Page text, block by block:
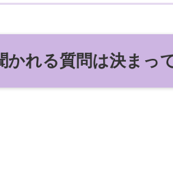
かれる質問は決まっ